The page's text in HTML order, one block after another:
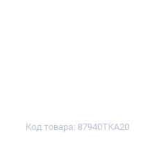
Код товара: 87940TKA20